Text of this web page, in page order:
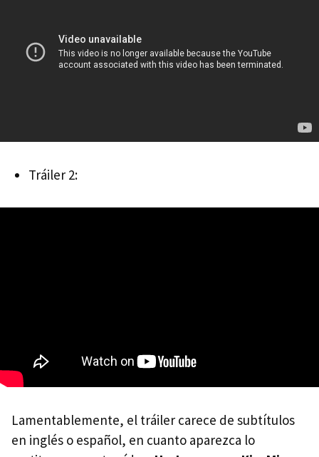
Tráiler 2:
Lamentablemente, el tráiler carece de subtítulos
en inglés o español, en cuanto aparezca lo